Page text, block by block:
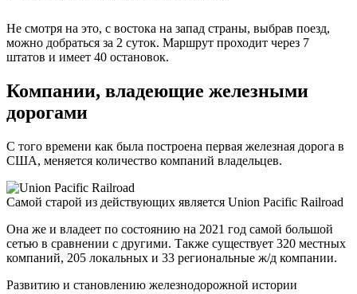
Не смотря на это, с востока на запад страны, выбрав поезд,
можно добраться за 2 суток. Маршрут проходит через 7
штатов и имеет 40 остановок.
Компании, владеющие железными
дорогами
С того времени как была построена первая железная дорога в
США, меняется количество компаний владельцев.
Самой старой из действующих является Union Pacific Railroad
Она же и владеет по состоянию на 2021 год самой большой
сетью в сравнении с другими. Также существует 320 местных
компаний, 205 локальных и 33 региональные ж/д компании.
Развитию и становлению железнодорожной истории